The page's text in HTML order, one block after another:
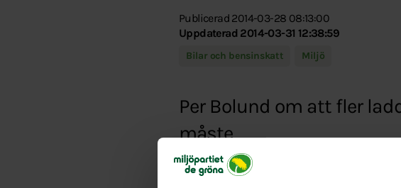
Publicerad 2014-03-28 08:13:00
Uppdaterad 2014-03-31 12:38:59
Bilar och bensinskatt Miljö
Per Bolund om att fler
måste.
Typ:Artikel